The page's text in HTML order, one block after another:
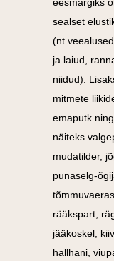
sealset
(nt
ja laiud,
niidud).
mitmete
emaputk
näiteks
mudatilder,
punaselg-
rääkspart,
jääkoskel,
hallhani,